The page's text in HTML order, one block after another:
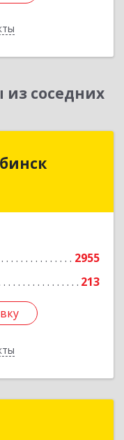
соседних
2955
213
Челябинск